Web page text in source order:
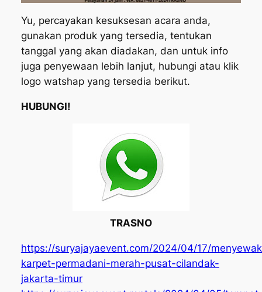
Yu, percayakan kesuksesan acara anda,
gunakan produk yang tersedia, tentukan
tanggal yang akan diadakan, dan untuk info
juga penyewaan lebih lanjut, hubungi atau klik
logo watshap yang tersedia berikut.
HUBUNGI!
TRASNO
https://suryajayaevent.com/2024/04/17/
karpet-permadani-merah-pusat-cilandak-
jakarta-timur